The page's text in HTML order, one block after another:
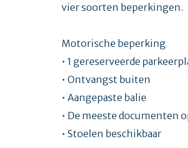
vier soorten beperkingen.
Motorische beperking
• 1 gereserveerde
• Ontvangst buiten
• Aangepaste balie
• De meeste documenten
• Stoelen beschikbaar